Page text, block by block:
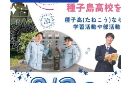
12：00まで疑問も不安もワクワク
ステップアップ説明会プログラム
申し込みを迷われている方向けに
ます。知りたい情報のレベルに合
活用ください。【STEP 1】全体オ
し地域留学」を知りたい方へ〜日
加できる「おためし地域留学」の
開催しました。中学生一人での参
なる「安全面」や「事務局のサポ
のうち、人間にとって大切な役割
呼んでいます。いつも自分たちを
ば、身近な動植物や、暮らしに欠
な山や川などもすべて「カムイ」
にした大人気マンガ「ゴールデン
売され、2026年3月に映画の続編
ます。今回は、平取町の中でもア
「二風谷（にぶたに）コタン」へ
どを体感することができます。ぜ
-------------------＼返還不要・3年
学に【毎月2万円】の給付型奨学金
なたの未来を応援！～ 詳細・
--------------------------ーーーーー
ーーーーーーーーーーーーーー＜
ケットの打ち上げ成功で話題にな
ンバレー」を目指す大樹町で、最
く大自然を肌で感じてみませんか
になる。いつか留学してみたい！